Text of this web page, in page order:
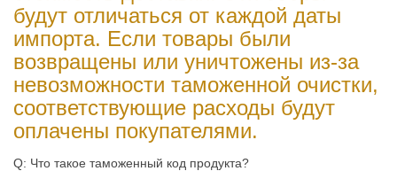
будут отличаться от каждой даты
импорта. Если товары были
возвращены или уничтожены из-за
невозможности таможенной очистки,
соответствующие расходы будут
оплачены покупателями.
Q: Что такое таможенный код продукта?